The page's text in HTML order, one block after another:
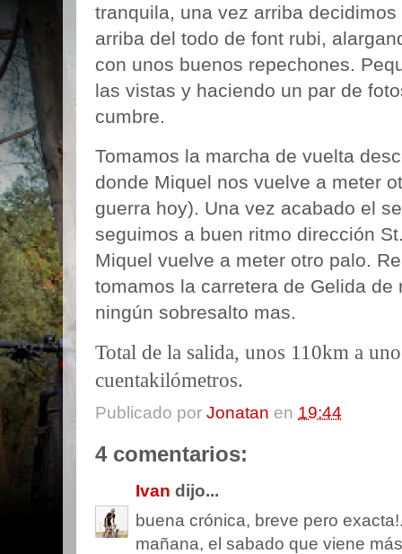
tranquila, una vez arriba
arriba del todo de font rubi,
con unos buenos repechones.
las vistas y haciendo un par de
cumbre.
Tomamos la marcha de vuelta
donde Miquel nos vuelve a meter
guerra hoy). Una vez acabado el
seguimos a buen ritmo dirección
Miquel vuelve a meter otro palo.
tomamos la carretera de Gelida
ningún sobresalto mas.
Total de la salida, unos 110km a
cuentakilómetros.
Publicado por Jonatan en 19:44
4 comentarios:
Ivan dijo...
buena crónica, breve pero
mañana, el sabado que viene